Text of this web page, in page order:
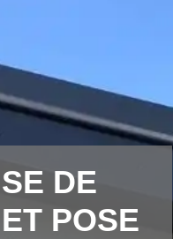
DE
POSE